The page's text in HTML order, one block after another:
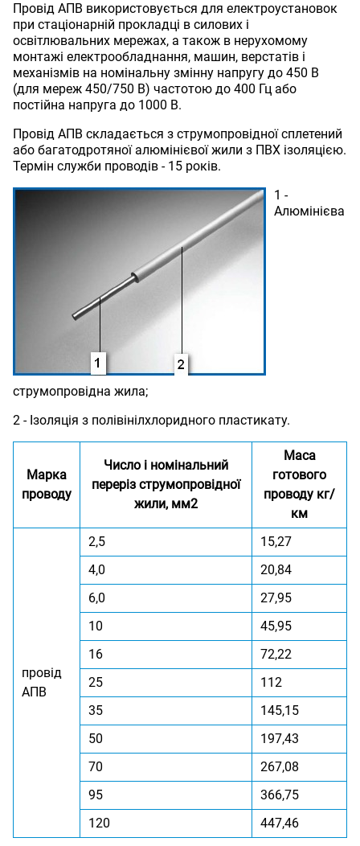
Провід АПВ використовується для електроустановок
при стаціонарній прокладці в силових і
освітлювальних мережах, а також в нерухомому
монтажі електрообладнання, машин, верстатів і
механізмів на номінальну змінну напругу до 450 В
(для мереж 450/750 В) частотою до 400 Гц або
постійна напруга до 1000 В.
Провід АПВ складається з струмопровідної сплетений
або багатодротяної алюмінієвої жили з ПВХ ізоляцією.
Термін служби проводів - 15 років.
1 -
Алюмінієва
струмопровідна жила;
2 - Ізоляція з полівінілхлоридного пластикату.
Марка
проводу
Число і номінальний
переріз струмопровідної
жили, мм2
Маса
готового
проводу кг/
км
провід
АПВ
2,5
15,27
4,0
20,84
6,0
27,95
10
45,95
16
72,22
25
112
35
145,15
50
197,43
70
267,08
95
366,75
120
447,46